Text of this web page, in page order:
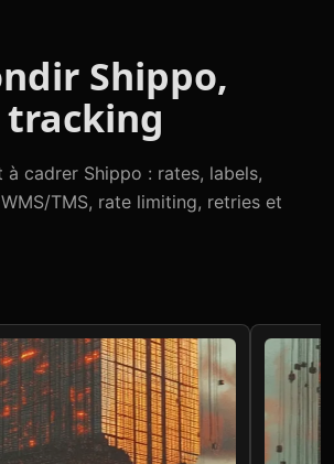
Shippo,
à cadrer Shippo : rates, labels,
TMS, rate limiting, retries et